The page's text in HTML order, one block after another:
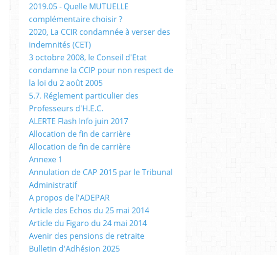
2019.05 - Quelle MUTUELLE
complémentaire choisir ?
2020, La CCIR condamnée à verser des
indemnités (CET)
3 octobre 2008, le Conseil d'Etat
condamne la CCIP pour non respect de
la loi du 2 août 2005
5.7. Réglement particulier des
Professeurs d'H.E.C.
ALERTE Flash Info juin 2017
Allocation de fin de carrière
Allocation de fin de carrière
Annexe 1
Annulation de CAP 2015 par le Tribunal
Administratif
A propos de l'ADEPAR
Article des Echos du 25 mai 2014
Article du Figaro du 24 mai 2014
Avenir des pensions de retraite
Bulletin d'Adhésion 2025